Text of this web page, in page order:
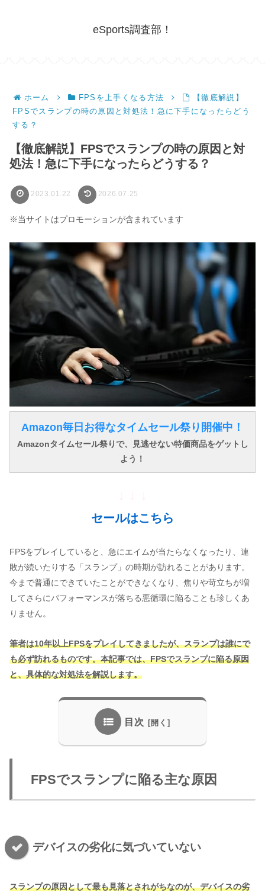
eSports調査部！
ホーム FPSを上手くなる方法
【徹底解説】
FPSでスランプの時の原因と対処法！急に下手になったらどう
する？
【徹底解説】FPSでスランプの時の原因と対
処法！急に下手になったらどうする？
2023.01.22 2026.07.25
※当サイトはプロモーションが含まれています
Amazon毎日お得なタイムセール祭り開催中！
Amazonタイムセール祭りで、見逃せない特価商品をゲットし
よう！
セールはこちら
FPSをプレイしていると、急にエイムが当たらなくなったり、連
敗が続いたりする「スランプ」の時期が訪れることがあります。
今まで普通にできていたことができなくなり、焦りや苛立ちが増
してさらにパフォーマンスが落ちる悪循環に陥ることも珍しくあ
りません。
筆者は10年以上FPSをプレイしてきましたが、スランプは誰にで
も必ず訪れるものです。本記事では、FPSでスランプに陥る原因
と、具体的な対処法を解説します。
目次
FPSでスランプに陥る主な原因
デバイスの劣化に気づいていない
スランプの原因として最も見落とされがちなのが、デバイスの劣